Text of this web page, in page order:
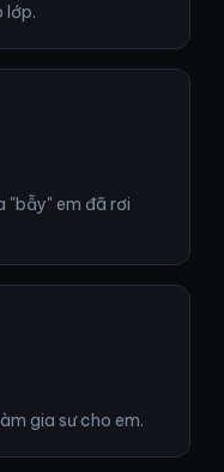
lớp.
"bẫy" em đã rơi
gia sư cho em.